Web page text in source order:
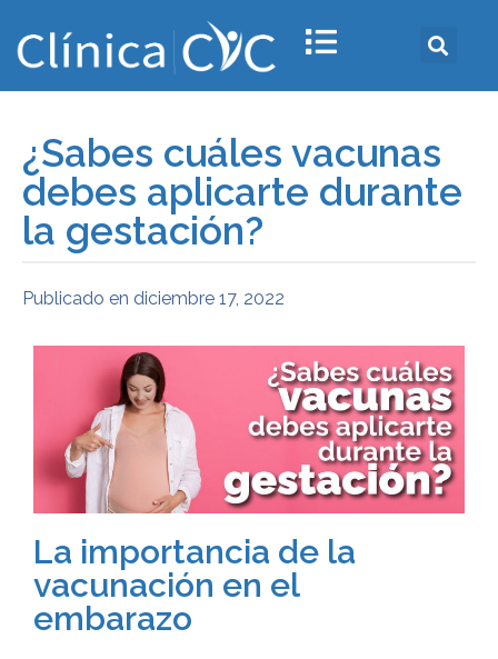
¿Sabes cuáles vacunas
debes aplicarte durante
la gestación?
Publicado en diciembre 17, 2022
La importancia de la
vacunación en el
embarazo